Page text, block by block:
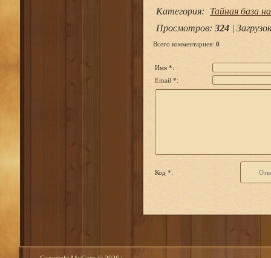
Категория:
Тайная база
Просмотров: 324 | Загрузок
Всего комментариев: 0
Имя *:
Email *:
Код *: